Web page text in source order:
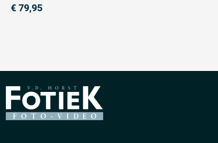
€ 79,95